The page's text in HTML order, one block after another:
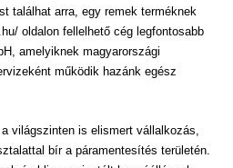
találhat arra, egy remek terméknek
oldalon fellelhető cég legfontosabb
amelyiknek magyarországi
működik hazánk egész
világszinten is elismert vállalkozás,
bír a páramentesítés területén.